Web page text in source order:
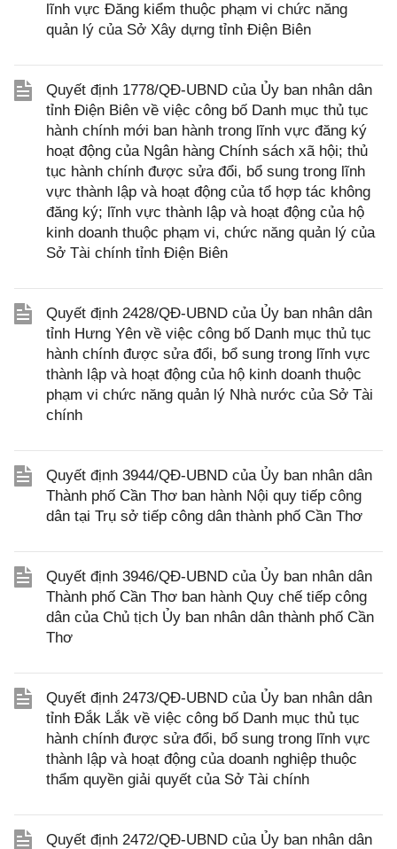
lĩnh vực Đăng kiểm thuộc phạm vi chức năng
quản lý của Sở Xây dựng tỉnh Điện Biên
Quyết định 1778/QĐ-UBND của Ủy ban nhân dân
tỉnh Điện Biên về việc công bố Danh mục thủ tục
hành chính mới ban hành trong lĩnh vực đăng ký
hoạt động của Ngân hàng Chính sách xã hội; thủ
tục hành chính được sửa đổi, bổ sung trong lĩnh
vực thành lập và hoạt động của tổ hợp tác không
đăng ký; lĩnh vực thành lập và hoạt động của hộ
kinh doanh thuộc phạm vi, chức năng quản lý của
Sở Tài chính tỉnh Điện Biên
Quyết định 2428/QĐ-UBND của Ủy ban nhân dân
tỉnh Hưng Yên về việc công bố Danh mục thủ tục
hành chính được sửa đổi, bổ sung trong lĩnh vực
thành lập và hoạt động của hộ kinh doanh thuộc
phạm vi chức năng quản lý Nhà nước của Sở Tài
chính
Quyết định 3944/QĐ-UBND của Ủy ban nhân dân
Thành phố Cần Thơ ban hành Nội quy tiếp công
dân tại Trụ sở tiếp công dân thành phố Cần Thơ
Quyết định 3946/QĐ-UBND của Ủy ban nhân dân
Thành phố Cần Thơ ban hành Quy chế tiếp công
dân của Chủ tịch Ủy ban nhân dân thành phố Cần
Thơ
Quyết định 2473/QĐ-UBND của Ủy ban nhân dân
tỉnh Đắk Lắk về việc công bố Danh mục thủ tục
hành chính được sửa đổi, bổ sung trong lĩnh vực
thành lập và hoạt động của doanh nghiệp thuộc
thẩm quyền giải quyết của Sở Tài chính
Quyết định 2472/QĐ-UBND của Ủy ban nhân dân